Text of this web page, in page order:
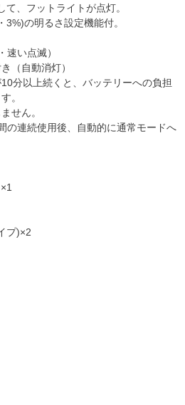
、フットライトが点灯。
3%)の明るさ設定機能付。
速い点滅）
（自動消灯）
分以上続くと、バッテリーへの負担
。
せん。
の連続使用後、自動的に通常モードへ
プ)×2